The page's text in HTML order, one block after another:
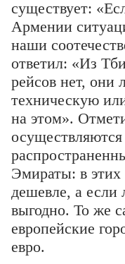
существует:
Армении
наши
ответил: «Из
рейсов нет, они
техническую
на этом».
Эмираты: в этих
дешевле, а если
выгодно. То же
европейские
евро.